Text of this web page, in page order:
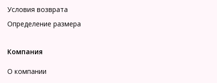
Условия возврата
Определение размера
Компания
О компании